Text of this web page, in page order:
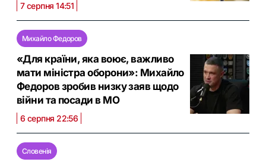
7 серпня 14:51
Михайло Федоров
«Для країни, яка воює, важливо
мати міністра оборони»: Михайло
Федоров зробив низку заяв щодо
війни та посади в МО
6 серпня 22:56
Словенія